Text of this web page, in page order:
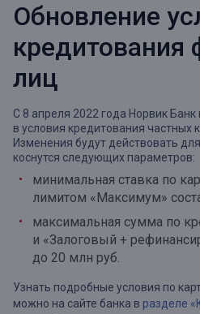
Обновление
кредитования
лиц
С 8 апреля 2022 года Норвик
в условия кредитования частных
Изменения будут действовать
коснутся следующих параметров:
минимальная ставка по
лимитом «Максимум»
максимальная сумма по
и «Залоговый +
до 20 млн руб.
Узнать подробные условия по
можно на сайте банка в разделе